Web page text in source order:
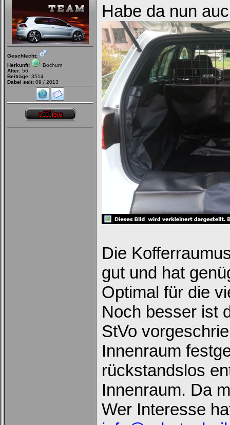
Bei jedem Besuch
automatisch einloggen.
Onlinestatus verstecken.
Ich habe mein Passwort
vergessen
Geschlecht:
Herkunft:
Bochum
Alter: 56
Beiträge: 3514
Dabei seit: 09 / 2013
Habe da nun
Die
gut und hat
Optimal für die
Noch besser ist
StVo
Innenraum
rückstandslos
Innenraum. Da
Wer Interesse